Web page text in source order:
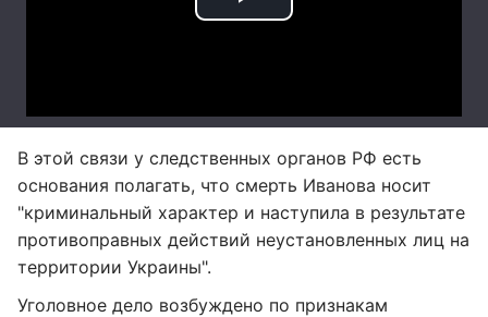
В этой связи у следственных органов РФ есть
основания полагать, что смерть Иванова носит
"криминальный характер и наступила в результате
противоправных действий неустановленных лиц на
территории Украины".
Уголовное дело возбуждено по признакам